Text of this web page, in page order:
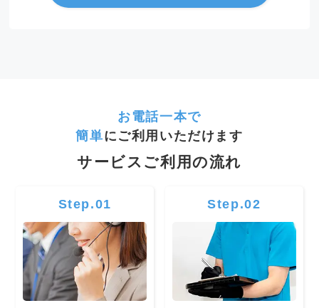
お電話一本で
簡単にご利用いただけます
サービスご利用の流れ
Step.01 Step.02